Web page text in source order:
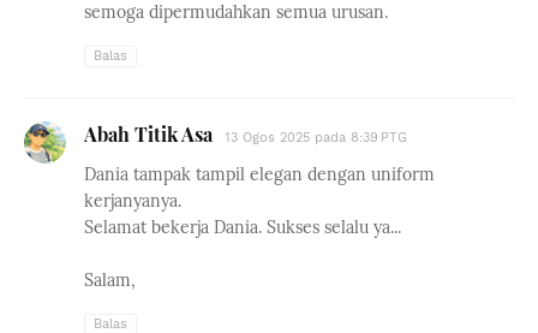
semoga dipermudahkan semua urusan.
Balas
Abah Titik Asa 13 Ogos 2025 pada 8:39 PTG
Dania tampak tampil elegan dengan uniform
kerjanyanya.
Selamat bekerja Dania. Sukses selalu ya...
Salam,
Balas